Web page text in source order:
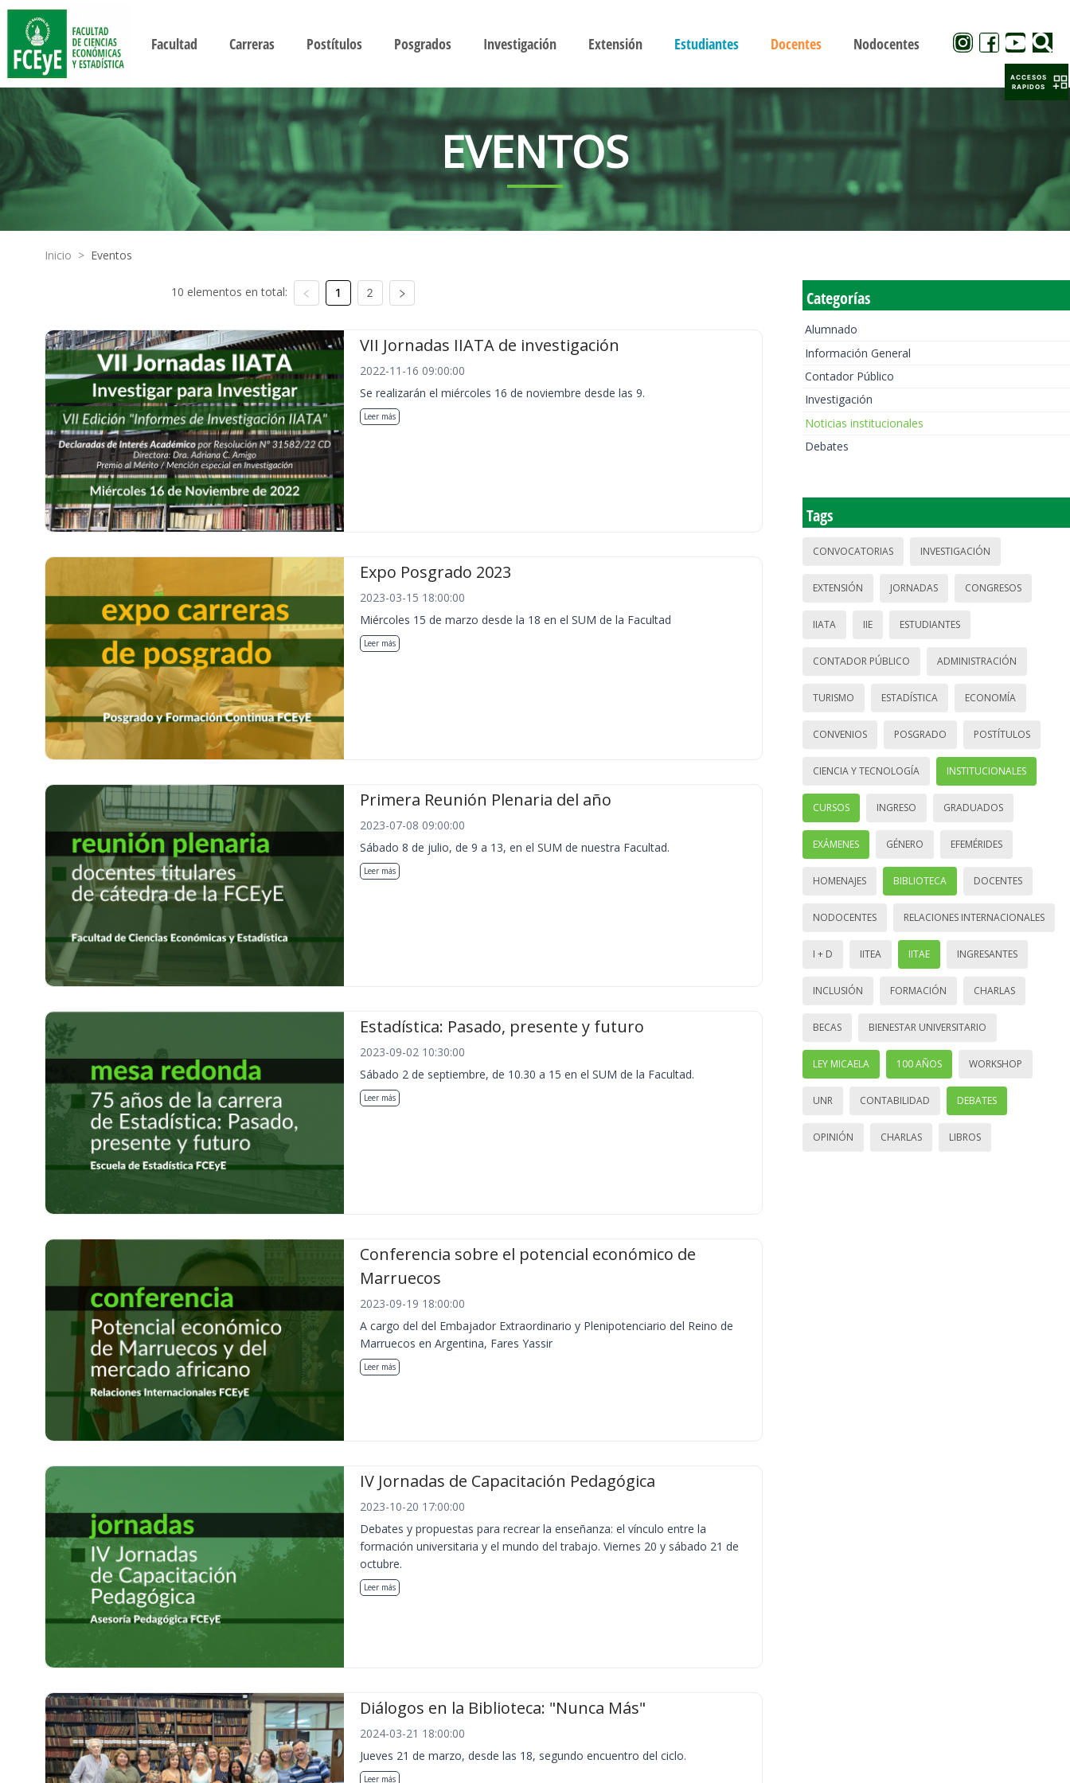
Facultad Carreras Postítulos Posgrados Investigación Extensión Estudiantes Docentes Nodocentes
EVENTOS
Inicio > Eventos
10 elementos en total: 1 2
VII Jornadas IIATA de investigación
2022-11-16 09:00:00
Se realizarán el miércoles 16 de noviembre desde las 9.
Leer más
Expo Posgrado 2023
2023-03-15 18:00:00
Miércoles 15 de marzo desde la 18 en el SUM de la Facultad
Leer más
Primera Reunión Plenaria del año
2023-07-08 09:00:00
Sábado 8 de julio, de 9 a 13, en el SUM de nuestra Facultad.
Leer más
Estadística: Pasado, presente y futuro
2023-09-02 10:30:00
Sábado 2 de septiembre, de 10.30 a 15 en el SUM de la Facultad.
Leer más
Conferencia sobre el potencial económico de
Marruecos
2023-09-19 18:00:00
A cargo del del Embajador Extraordinario y Plenipotenciario del Reino de
Marruecos en Argentina, Fares Yassir
Leer más
IV Jornadas de Capacitación Pedagógica
2023-10-20 17:00:00
Debates y propuestas para recrear la enseñanza: el vínculo entre la
formación universitaria y el mundo del trabajo. Viernes 20 y sábado 21 de
octubre.
Leer más
Diálogos en la Biblioteca: "Nunca Más"
2024-03-21 18:00:00
Jueves 21 de marzo, desde las 18, segundo encuentro del ciclo.
Leer más
Categorías
Alumnado
Información General
Contador Público
Investigación
Noticias institucionales
Debates
Tags
CONVOCATORIAS INVESTIGACIÓN
EXTENSIÓN JORNADAS CONGRESOS
IIATA IIE ESTUDIANTES
CONTADOR PÚBLICO ADMINISTRACIÓN
TURISMO ESTADÍSTICA ECONOMÍA
CONVENIOS POSGRADO POSTÍTULOS
CIENCIA Y TECNOLOGÍA INSTITUCIONALES
CURSOS INGRESO GRADUADOS
EXÁMENES GÉNERO EFEMÉRIDES
HOMENAJES BIBLIOTECA DOCENTES
NODOCENTES RELACIONES INTERNACIONALES
I + D IITEA IITAE INGRESANTES
INCLUSIÓN FORMACIÓN CHARLAS
BECAS BIENESTAR UNIVERSITARIO
LEY MICAELA 100 AÑOS WORKSHOP
UNR CONTABILIDAD DEBATES
OPINIÓN CHARLAS LIBROS
ACCESOS
RAPIDOS